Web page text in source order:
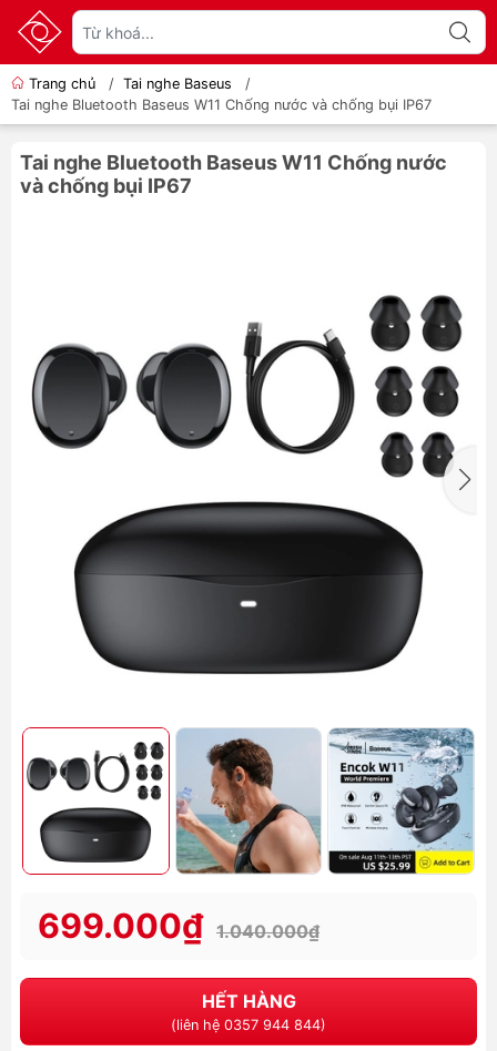
Trang chủ / Tai nghe Baseus
/
Tai nghe Bluetooth Baseus W11 Chống nước và chống bụi IP67
Tai nghe Bluetooth Baseus W11 Chống nước
và chống bụi IP67
699.000₫ 1.040.000₫
HẾT HÀNG
(liên hệ 0357 944 844)